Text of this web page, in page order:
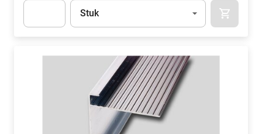
Eenheid
Stuk